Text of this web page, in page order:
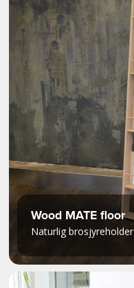
Wood MATE floor
Naturlig brosjyreholder